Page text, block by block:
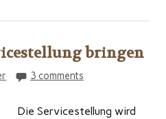
bringen
3 comments
Die Servicestellung wird